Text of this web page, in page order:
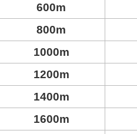
600m
800m
1000m
1200m
1400m
1600m